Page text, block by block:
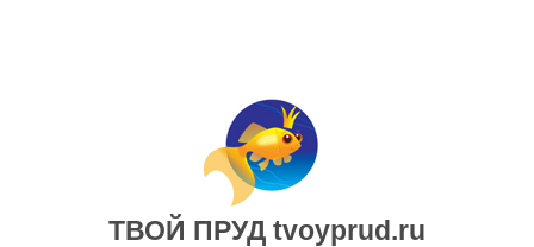
ТВОЙ ПРУД tvoyprud.ru